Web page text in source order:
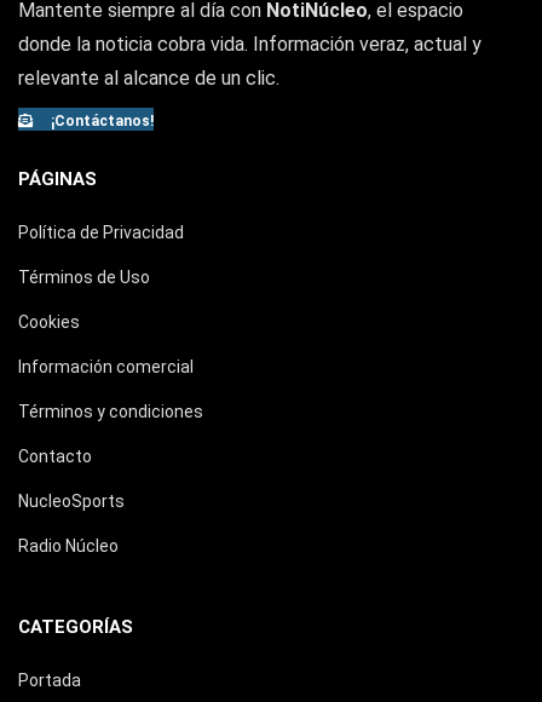
Mantente siempre al día con NotiNúcleo, el espacio
donde la noticia cobra vida. Información veraz, actual y
relevante al alcance de un clic.
¡Contáctanos!
PÁGINAS
Política de Privacidad
Términos de Uso
Cookies
Información comercial
Términos y condiciones
Contacto
NucleoSports
Radio Núcleo
CATEGORÍAS
Portada